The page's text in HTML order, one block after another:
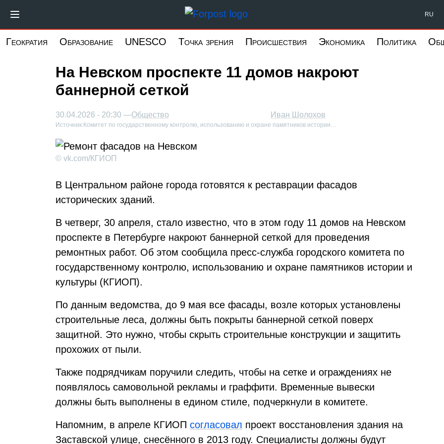
основному
Форпост Северо-Запад RU
Геократия Образование UNESCO Точка зрения Происшествия Экономика Политика
На Невском проспекте 11 домов накроют
баннерной сеткой
Иван Шолохов
30.04.2026 - 20:30 —Общество
Источник: Комитет по государственному контролю, использованию и охране памятников истории…
© vk.com/КГИОП
В Центральном районе города готовятся к реставрации фасадов
исторических зданий.
В четверг, 30 апреля, стало известно, что в этом году 11 домов на Невском
проспекте в Петербурге накроют баннерной сеткой для проведения
ремонтных работ. Об этом сообщила пресс-служба городского комитета по
государственному контролю, использованию и охране памятников истории и
культуры (КГИОП).
По данным ведомства, до 9 мая все фасады, возле которых установлены
строительные леса, должны быть покрыты баннерной сеткой поверх
защитной. Это нужно, чтобы скрыть строительные конструкции и защитить
прохожих от пыли.
Также подрядчикам поручили следить, чтобы на сетке и ограждениях не
появлялось самовольной рекламы и граффити. Временные вывески
должны быть выполнены в едином стиле, подчеркнули в комитете.
Напомним, в апреле КГИОП согласовал проект восстановления здания на
Заставской улице, снесённого в 2013 году. Специалисты должны будут